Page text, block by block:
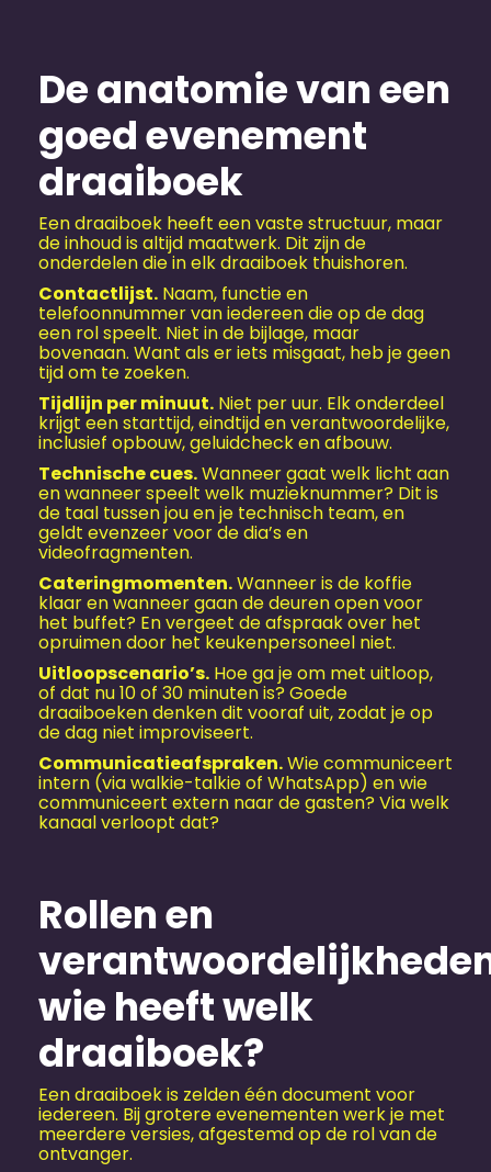
De anatomie van een
goed evenement
draaiboek
Een draaiboek heeft een vaste structuur, maar
de inhoud is altijd maatwerk. Dit zijn de
onderdelen die in elk draaiboek thuishoren.
Contactlijst. Naam, functie en
telefoonnummer van iedereen die op de dag
een rol speelt. Niet in de bijlage, maar
bovenaan. Want als er iets misgaat, heb je geen
tijd om te zoeken.
Tijdlijn per minuut. Niet per uur. Elk onderdeel
krijgt een starttijd, eindtijd en verantwoordelijke,
inclusief opbouw, geluidcheck en afbouw.
Technische cues.Wanneer gaat welk licht aan
en wanneer speelt welk muzieknummer? Dit is
de taal tussen jou en je technisch team, en
geldt evenzeer voor de dia’s en
videofragmenten.
Cateringmomenten.Wanneer is de koffie
klaar en wanneer gaan de deuren open voor
het buffet? En vergeet de afspraak over het
opruimen door het keukenpersoneel niet.
Uitloopscenario’s. Hoe ga je om met uitloop,
of dat nu 10 of 30 minuten is? Goede
draaiboeken denken dit vooraf uit, zodat je op
de dag niet improviseert.
Communicatieafspraken.Wie communiceert
intern (via walkie-talkie of WhatsApp) en wie
communiceert extern naar de gasten? Via welk
kanaal verloopt dat?
Rollen en
wie heeft welk
draaiboek?
Een draaiboek is zelden één document voor
iedereen. Bij grotere evenementen werk je met
meerdere versies, afgestemd op de rol van de
ontvanger.